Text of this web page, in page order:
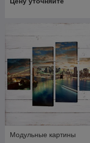
Модульные картины